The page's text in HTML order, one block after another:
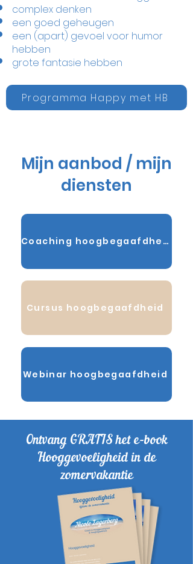
complex denken
een goed geheugen
een (apart) gevoel voor humor
hebben
grote fantasie hebben
Programma Happy met HB
Mijn aanbod / mijn
diensten
Coaching hoogbegaafdheid
Cursus hoogbegaafdheid
Webinar hoogbegaafdheid
Ontvang GRATIS het e-book
Hooggevoeligheid in de
zomervakantie